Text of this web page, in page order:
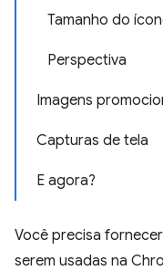
Tamanho do
Perspectiva
Imagens
Capturas de tela
E agora?
Você precisa
serem usadas na